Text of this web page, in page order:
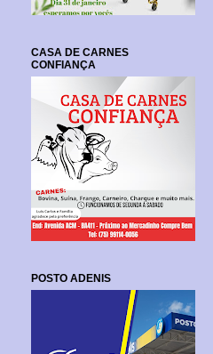
CASA DE CARNES
CONFIANÇA
POSTO ADENIS